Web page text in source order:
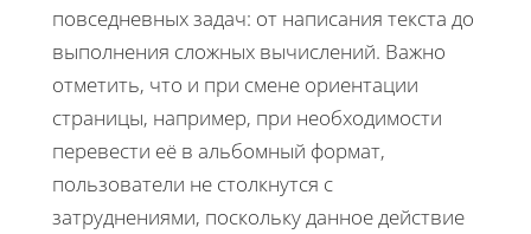
повседневных задач: от написания текста до
выполнения сложных вычислений. Важно
отметить, что и при смене ориентации
страницы, например, при необходимости
перевести её в альбомный формат,
пользователи не столкнутся с
затруднениями, поскольку данное действие